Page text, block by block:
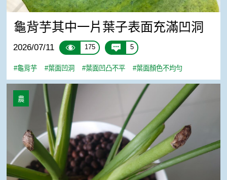
龜背芋其中一片葉子表面充滿凹洞
2026/07/11 175 5
#龜背芋 #葉面凹洞 #葉面凹凸不平 #葉面顏色不均勻
龜背芋是否有蟲害或感染
農